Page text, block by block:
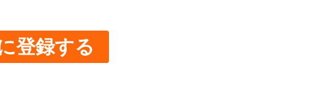
登録する